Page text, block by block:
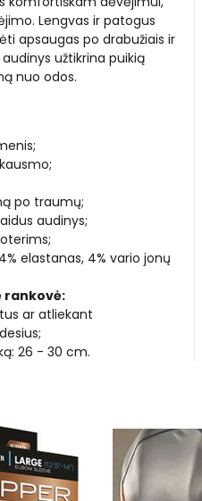
Lengvas ir patogus
apsaugas po drabužiais ir
užtikrina puikią
nuo odos.
po traumų;
audinys;
elastanas, 4% vario jonų
rankovė:
ar atliekant
26 - 30 cm.